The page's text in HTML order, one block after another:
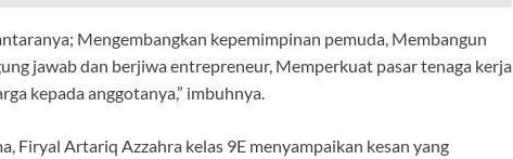
Mengembangkan kepemimpinan pemuda, Membangun
jawab dan berjiwa entrepreneur, Memperkuat pasar tenaga kerja
kepada anggotanya,” imbuhnya.
Firyal Artariq Azzahra kelas 9E menyampaikan kesan yang